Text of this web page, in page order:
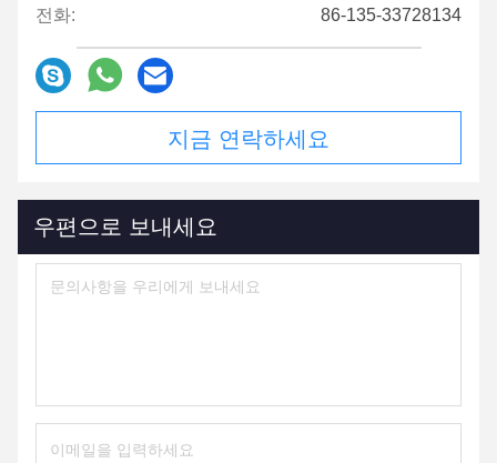
전화: 86-135-33728134
지금 연락하세요
우편으로 보내세요